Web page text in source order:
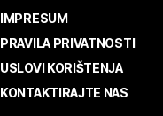
IMPRESUM
PRAVILA PRIVATNOSTI
USLOVI KORIŠTENJA
KONTAKTIRAJTE NAS